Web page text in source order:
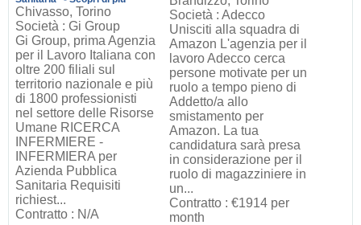
Chivasso, Torino
Società : Gi Group
Gi Group, prima Agenzia
per il Lavoro Italiana con
oltre 200 filiali sul
territorio nazionale e più
di 1800 professionisti
nel settore delle Risorse
Umane RICERCA
INFERMIERE -
INFERMIERA per
Azienda Pubblica
Sanitaria Requisiti
richiest...
Contratto : N/A
Società : Adecco
Unisciti alla squadra di
Amazon L'agenzia per il
lavoro Adecco cerca
persone motivate per un
ruolo a tempo pieno di
Addetto/a allo
smistamento per
Amazon. La tua
candidatura sarà presa
in considerazione per il
ruolo di magazziniere in
un...
Contratto : €1914 per
month